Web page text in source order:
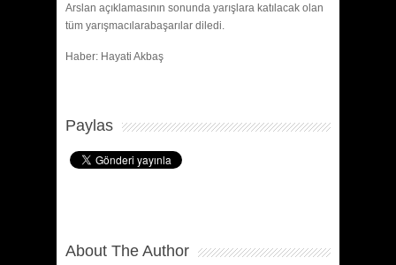
Arslan açıklamasının sonunda yarışlara katılacak olan
tüm yarışmacılarabaşarılar diledi.
Haber: Hayati Akbaş
Paylas
About The Author